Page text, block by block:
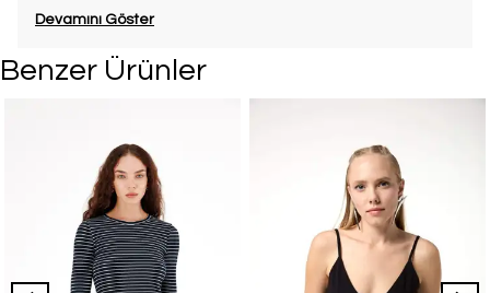
Devamını Göster
Benzer Ürünler